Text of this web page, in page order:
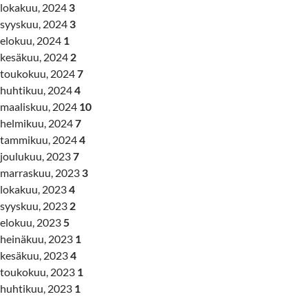
lokakuu, 2024 3
syyskuu, 2024 3
elokuu, 2024 1
kesäkuu, 2024 2
toukokuu, 20247
huhtikuu, 20244
maaliskuu, 2024 10
helmikuu, 20247
tammikuu, 20244
joulukuu, 20237
marraskuu, 2023 3
lokakuu, 20234
syyskuu, 2023 2
elokuu, 20235
heinäkuu, 2023 1
kesäkuu, 20234
toukokuu, 2023 1
huhtikuu, 2023 1